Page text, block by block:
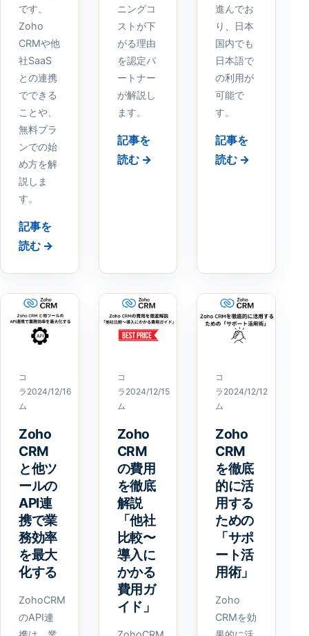
です。
Zoho
CRMや他
社SaaS
との連携
でできる
ことや、
無料プラ
ンでの始
め方を解
説しま
す。
記事を
読む →
ニングコ
ストが下
がる理由
を認定パ
ートナー
が解説し
ます。
記事を
読む →
進んでお
り、日本
国内でも
日本語で
の利用が
可能で
す。
記事を
読む →
コ
ラ
ム
2024/12/16
Zoho
CRM
と他ツ
ールの
API連
携で業
務効率
を最大
化する
ZohoCRM
のAPI連
コ
ラ
ム
2024/12/15
Zoho
CRM
の費用
を徹底
解説
「他社
比較〜
導入に
かかる
費用ガ
イド」
コ
ラ
ム
2024/12/12
Zoho
CRM
を徹底
的に活
用する
ための
「サポ
ート活
用術」
Zoho
CRMを効